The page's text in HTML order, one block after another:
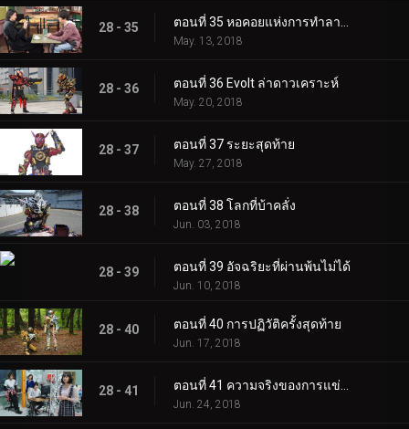
28 - 35
May. 13, 2018
28 - 36 ตอนที่ 36 Evolt ล่าดาวเคราะห์
May. 20, 2018
28 - 37 ตอนที่ 37 ระยะสุดท้าย
May. 27, 2018
28 - 38 ตอนที่ 38 โลกที่บ้าคลั่ง
Jun. 03, 2018
28 - 39 ตอนที่ 39 อัจฉริยะที่ผ่านพ้นไม่ได้
Jun. 10, 2018
28 - 40 ตอนที่ 40 การปฏิวัติครั้งสุดท้าย
Jun. 17, 2018
28 - 41
Jun. 24, 2018